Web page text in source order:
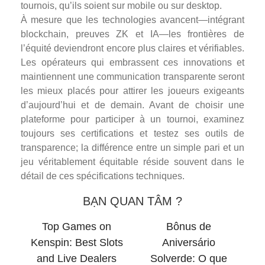
tournois, qu’ils soient sur mobile ou sur desktop.
À mesure que les technologies avancent—intégrant
blockchain, preuves ZK et IA—les frontières de
l’équité deviendront encore plus claires et vérifiables.
Les opérateurs qui embrassent ces innovations et
maintiennent une communication transparente seront
les mieux placés pour attirer les joueurs exigeants
d’aujourd’hui et de demain. Avant de choisir une
plateforme pour participer à un tournoi, examinez
toujours ses certifications et testez ses outils de
transparence; la différence entre un simple pari et un
jeu véritablement équitable réside souvent dans le
détail de ces spécifications techniques.
BẠN QUAN TÂM ?
Top Games on
Kenspin: Best Slots
and Live Dealers
Bônus de
Aniversário
Solverde: O que